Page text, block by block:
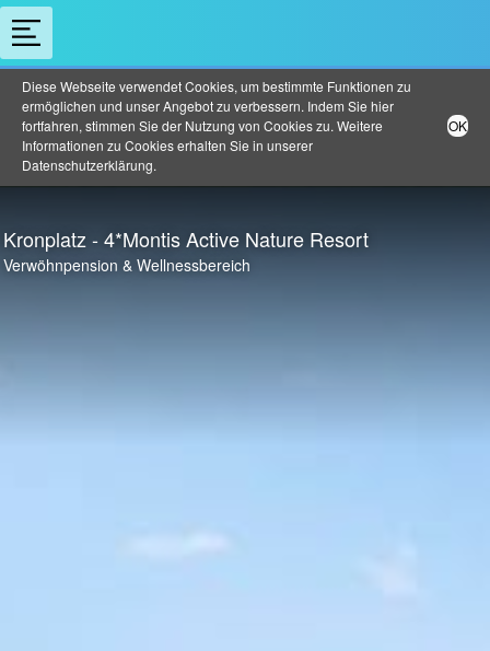
Diese Webseite verwendet Cookies, um bestimmte Funktionen zu
ermöglichen und unser Angebot zu verbessern. Indem Sie hier
fortfahren, stimmen Sie der Nutzung von Cookies zu. Weitere
Informationen zu Cookies erhalten Sie in unserer
Datenschutzerklärung.
OK
Kronplatz - 4*Montis Active Nature Resort
Verwöhnpension & Wellnessbereich